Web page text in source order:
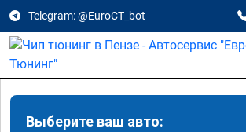
Telegram: @EuroCT_bot
Выберите ваш авто: